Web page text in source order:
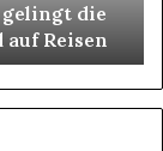
die
Reisen